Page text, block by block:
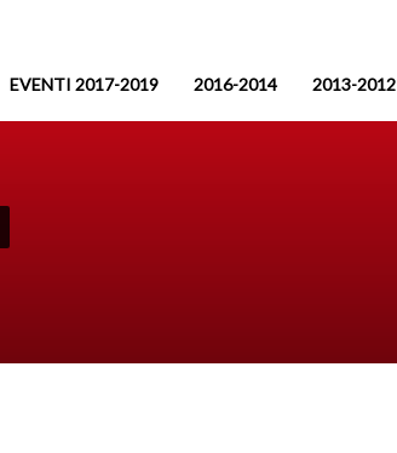
EVENTI 2017-2019 2016-2014 2013-2012